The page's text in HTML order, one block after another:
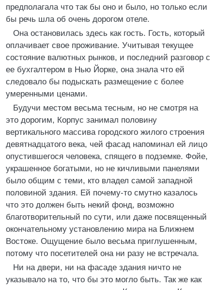
предполагала что так бы оно и было, но только если
бы речь шла об очень дорогом отеле.
Она остановилась здесь как гость. Гость, который
оплачивает свое проживание. Учитывая текущее
состояние валютных рынков, и последний разговор с
ее бухгалтером в Нью Йорке, она знала что ей
следовало бы подыскать размещение с более
умеренными ценами.
Будучи местом весьма тесным, но не смотря на
это дорогим, Корпус занимал половину
вертикального массива городского жилого строения
девятнадцатого века, чей фасад напоминал ей лицо
опустившегося человека, спящего в подземке. Фойе,
украшенное богатыми, но не кичливыми панелями
было общим с теми, кто владел самой западной
половиной здания. Ей почему-то смутно казалось
что это должен быть некий фонд, возможно
благотворительный по сути, или даже посвященный
окончательному установлению мира на Ближнем
Востоке. Ощущение было весьма приглушенным,
потому что посетителей она ни разу не встречала.
Ни на двери, ни на фасаде здания ничто не
указывало на то, что бы это могло быть. Так же как